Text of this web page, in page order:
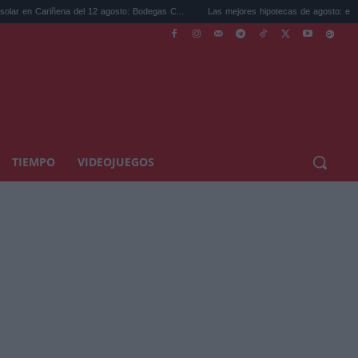
del 12 agosto: Bodegas C... Las mejores hipotecas de agosto: el TAE más
TIEMPO VIDEOJUEGOS